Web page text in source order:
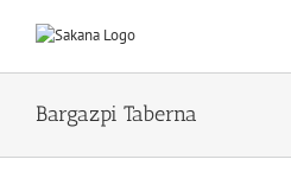
Bargazpi Taberna